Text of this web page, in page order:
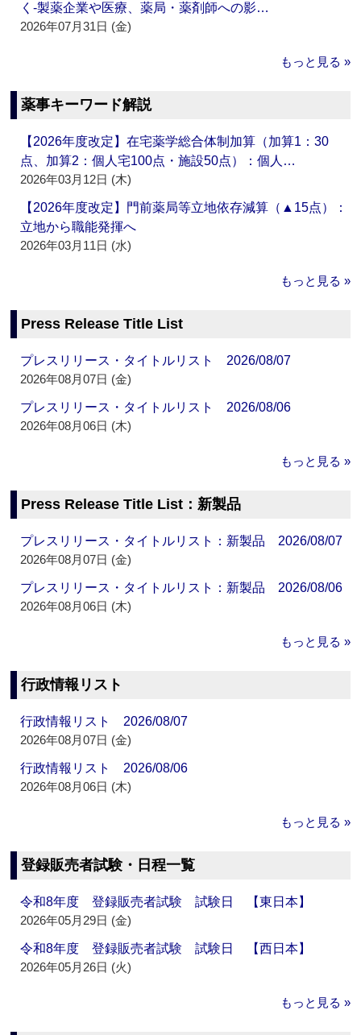
く‐製薬企業や医療、薬局・薬剤師への影…
2026年07月31日 (金)
もっと見る »
薬事キーワード解説
【2026年度改定】在宅薬学総合体制加算（加算1：30
点、加算2：個人宅100点・施設50点）：個人…
2026年03月12日 (木)
【2026年度改定】門前薬局等立地依存減算（▲15点）：
立地から職能発揮へ
2026年03月11日 (水)
もっと見る »
Press Release Title List
プレスリリース・タイトルリスト 2026/08/07
2026年08月07日 (金)
プレスリリース・タイトルリスト 2026/08/06
2026年08月06日 (木)
もっと見る »
Press Release Title List：新製品
プレスリリース・タイトルリスト：新製品 2026/08/07
2026年08月07日 (金)
プレスリリース・タイトルリスト：新製品 2026/08/06
2026年08月06日 (木)
もっと見る »
行政情報リスト
行政情報リスト 2026/08/07
2026年08月07日 (金)
行政情報リスト 2026/08/06
2026年08月06日 (木)
もっと見る »
登録販売者試験・日程一覧
令和8年度 登録販売者試験 試験日 【東日本】
2026年05月29日 (金)
令和8年度 登録販売者試験 試験日 【西日本】
2026年05月26日 (火)
もっと見る »